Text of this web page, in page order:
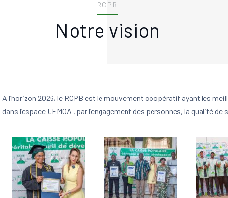
RCPB
Notre vision
A l’horizon 2026, le RCPB est le mouvement coopératif ayant les
dans l’espace UEMOA , par l’engagement des personnes, la qualité